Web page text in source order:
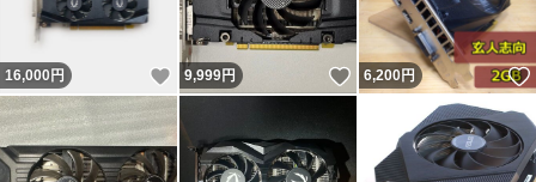
16,000 円 いいね！
9,999円 いいね！
6,200円